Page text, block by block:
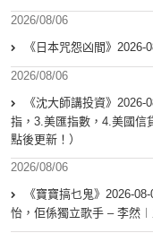
2026/08/06
《日本咒怨凶間》
2026/08/06
《沈大師講投資》
指，3.美匯指數，4.美國信
點後更新！）
2026/08/06
《寶寶搞乜鬼》2026-
怡，佢係獨立歌手 – 李然